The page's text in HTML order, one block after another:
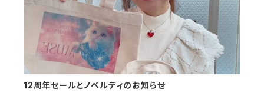
12周年セールとノベルティのお知らせ